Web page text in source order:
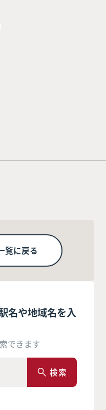
覧に戻る
名や地域名を入
できます
検索